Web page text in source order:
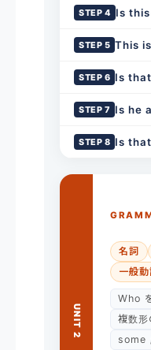
STEP 4 Is
STEP 5 This
STEP 6 Is
STEP 7 Is he
STEP 8 Is
UNIT 2
名詞
一般動
Who
複数形
some